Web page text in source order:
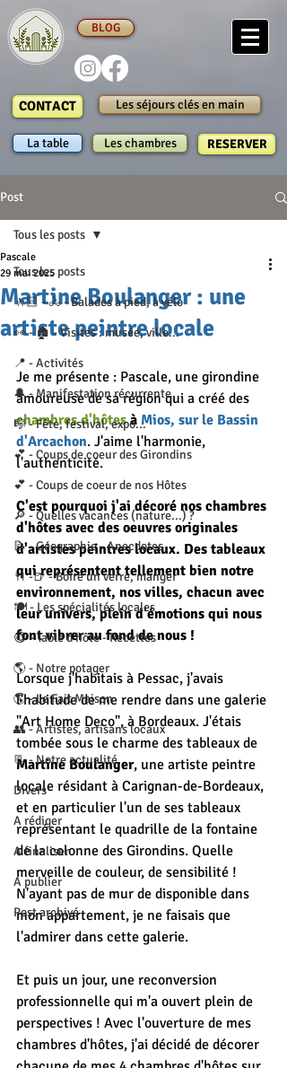
BLOG
CONTACT
La table
Les séjours clés en main
Les chambres RESERVER
Post
Tous les posts
🚶🏻 - 🚴 - Balades à pied, à vélo
👀 - 🏠 - Visites : musée, ville...
📍 - Activités
🔔 - Manifestation récurrente
🎼 - Fête, festival, expo...
💕 - Coups de coeur des Girondins
💕 - Coups de coeur de nos Hôtes
🔎 - Quelles vacances (nature...) ?
📝 - Géographie - Anecdotes
🍴 -🍺 - Boire un verre, manger
🍽 - Les spécialités locales
😋 - Table d'hôte - Recettes
🌎 - Notre potager
🌎 - Le Fait Maison
👥 - Artistes, artisans locaux
📃 - Notre actualité
Divers
A rédiger
A finaliser
A publier
Post archivé
Tous les posts
Martine Boulanger : une
artiste peintre locale
Pascale
29 mai 2025
Je me présente : Pascale, une girondine
amoureuse de sa région qui a créé des
chambres d'hôtes à Mios, sur le Bassin
d'Arcachon. J'aime l'harmonie,
l'authenticité.
C'est pourquoi j'ai décoré nos chambres
d'hôtes avec des oeuvres originales
d'artistes peintres locaux. Des tableaux
qui représentent tellement bien notre
environnement, nos villes, chacun avec
leur univers, plein d'émotions qui nous
font vibrer au fond de nous !
Lorsque j'habitais à Pessac, j'avais
l'habitude de me rendre dans une galerie
"Art Home Deco", à Bordeaux. J'étais
tombée sous le charme des tableaux de
Martine Boulanger, une artiste peintre
locale résidant à Carignan-de-Bordeaux,
et en particulier l'un de ses tableaux
représentant le quadrille de la fontaine
de la colonne des Girondins. Quelle
merveille de couleur, de sensibilité !
N'ayant pas de mur de disponible dans
mon appartement, je ne faisais que
l'admirer dans cette galerie.
Et puis un jour, une reconversion
professionnelle qui m'a ouvert plein de
perspectives ! Avec l'ouverture de mes
chambres d'hôtes, j'ai décidé de décorer